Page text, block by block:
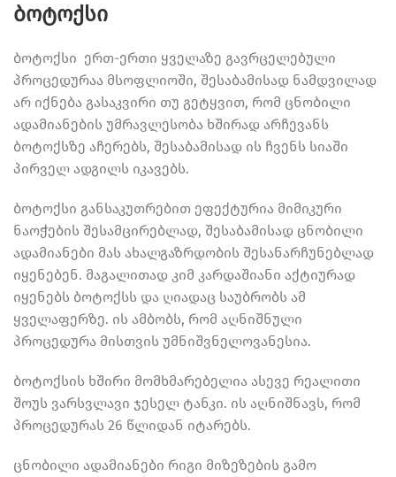
ბოტოქსი
ბოტოქსი ერთ-ერთი ყველაზე გავრცელებული
პროცედურაა მსოფლიოში, შესაბამისად ნამდვილად
არ იქნება გასაკვირი თუ გეტყვით, რომ ცნობილი
ადამიანების უმრავლესობა ხშირად არჩევანს
ბოტოქსზე აჩერებს, შესაბამისად ის ჩვენს სიაში
პირველ ადგილს იკავებს.
ბოტოქსი განსაკუთრებით ეფექტურია მიმიკური
ნაოჭების შესამცირებლად, შესაბამისად ცნობილი
ადამიანები მას ახალგაზრდობის შესანარჩუნებლად
იყენებენ. მაგალითად კიმ კარდაშიანი აქტიურად
იყენებს ბოტოქსს და ღიადაც საუბრობს ამ
ყველაფერზე. ის ამბობს, რომ აღნიშნული
პროცედურა მისთვის უმნიშვნელოვანესია.
ბოტოქსის ხშირი მომხმარებელია ასევე რეალითი
შოუს ვარსვლავი ჯესელ ტანკი. ის აღნიშნავს, რომ
პროცედურას 26 წლიდან იტარებს.
ცნობილი ადამიანები რიგი მიზეზების გამო